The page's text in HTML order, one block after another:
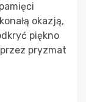
okazją,
piękno
pryzmat